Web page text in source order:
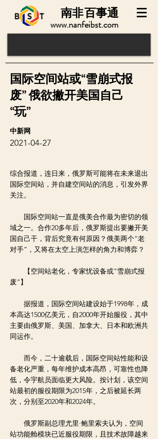
www.nanfeibst.com
百事通
南非
综合报道，连日来，俄罗斯可能将在未来退出
国际空间站，并自建空间站的消息，引发外界
关注。
国际空间站一直是俄美合作最为密切的领
域之一。合作20多年后，俄罗斯提出要撇开美
国自己干，背后究竟有何原因？俄美两个“老
对手”，又将在太空上演怎样的角力和博弈？
【空间站老化，专家忧设备或“雪崩式报
废”】
据报道，国际空间站建设始于1998年，成
本高达1500亿美元，自2000年开始服役，其中
主要由俄罗斯、美国、加拿大、日本和欧洲共
同运作。
而今，二十逾载后，国际空间站性能和设
备老化严重，每年维护成本高昂，可靠性也降
低，令宇航员面临更大风险。按计划，该空间
站最初的服役期限为2015年，之后被延长两
次，分别至2020年和2024年。
俄罗斯副总理尤里·鲍里索夫认为，空间
站功能舱模块已近服役期限，且技术故障越来
中新网
2021-04-27
国际空间站或“雪崩式报
废” 俄欲撇开美国自己
“玩”